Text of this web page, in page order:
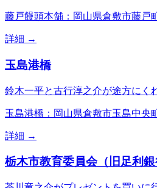
藤戸饅頭本舗：岡山県倉敷市藤戸
詳細 →
玉島港橋
鈴木一平と古行淳之介が途方にく
玉島港橋：岡山県倉敷市玉島中央
詳細 →
栃木市教育委員会（旧足利銀